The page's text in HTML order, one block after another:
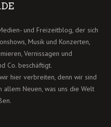
und Freizeitblog, der sich
Musik und Konzerten,
Vernissagen und
Co. beschäftigt.
hier verbreiten, denn wir sind
allem Neuen, was uns die Welt